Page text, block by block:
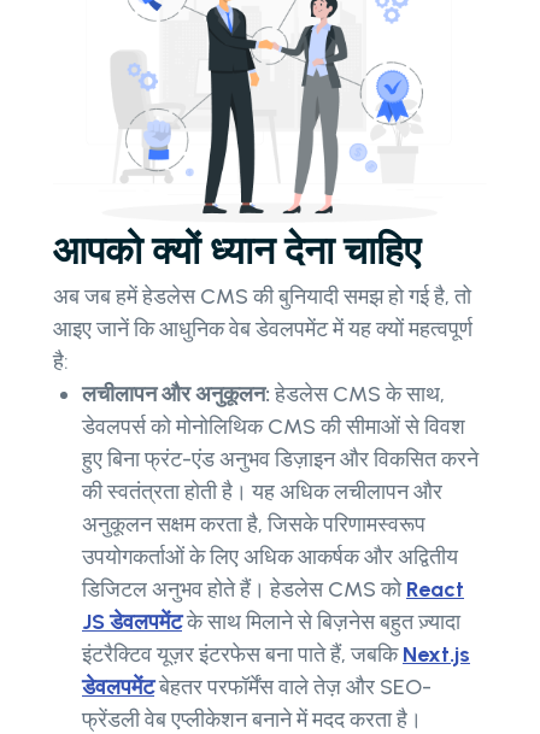
आपको क्यों ध्यान देना चाहिए
अब जब हमें हेडलेस CMS की बुनियादी समझ हो गई है, तो
आइए जानें कि आधुनिक वेब डेवलपमेंट में यह क्यों महत्वपूर्ण
है:
लचीलापन और अनुकूलन:हेडलेस CMS के साथ,
डेवलपर्स को मोनोलिथिक CMS की सीमाओं से विवश
हुए बिना फ्रंट-एंड अनुभव डिज़ाइन और विकसित करने
की स्वतंत्रता होती है। यह अधिक लचीलापन और
अनुकूलन सक्षम करता है, जिसके परिणामस्वरूप
उपयोगकर्ताओं के लिए अधिक आकर्षक और अद्वितीय
डिजिटल अनुभव होते हैं। हेडलेस CMS कोReact
JS डेवलपमेंटके साथ मिलाने से बिज़नेस बहुत ज़्यादा
इंटरैक्टिव यूज़र इंटरफेस बना पाते हैं, जबकिNext.js
डेवलपमेंटबेहतर परफॉर्मेंस वाले तेज़ और SEO-
फ्रेंडली वेब एप्लीकेशन बनाने में मदद करता है।